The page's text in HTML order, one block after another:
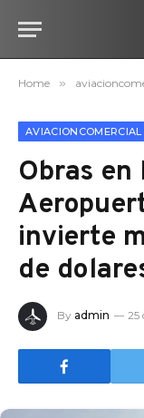
Home »
AVIACIONCOMERCIAL
Obras en
invierte
de
By admin 25